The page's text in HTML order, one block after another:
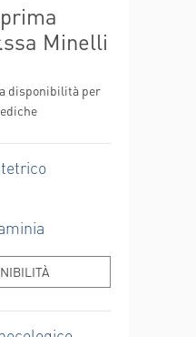
Minelli
disponibilità per